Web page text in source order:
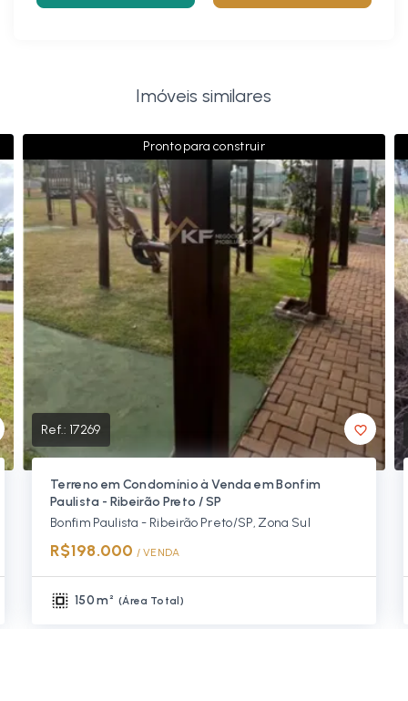
Imóveis similares
Pronto para construir
Ref.: 17269
Terreno em Condomínio à Venda em Bonfim
Paulista - Ribeirão Preto / SP
Bonfim Paulista - Ribeirão Preto/SP, Zona Sul
R$198.000 / VENDA
150 m² (Área Total )